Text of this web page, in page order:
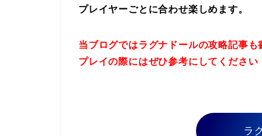
プレイヤーごとに合わせ楽しめます。
当ブログではラグナドールの攻略記事も
プレイの際にはぜひ参考にしてください
ラ